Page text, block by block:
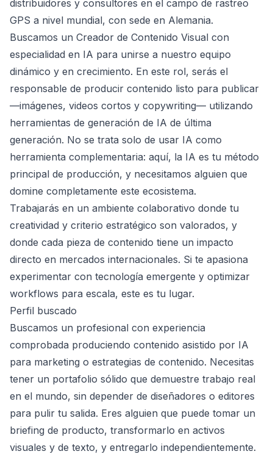
distribuidores y consultores en el campo de rastreo
GPS a nivel mundial, con sede en Alemania.
Buscamos un Creador de Contenido Visual con
especialidad en IA para unirse a nuestro equipo
dinámico y en crecimiento. En este rol, serás el
responsable de producir contenido listo para publicar
—imágenes, videos cortos y copywriting— utilizando
herramientas de generación de IA de última
generación. No se trata solo de usar IA como
herramienta complementaria: aquí, la IA es tu método
principal de producción, y necesitamos alguien que
domine completamente este ecosistema.
Trabajarás en un ambiente colaborativo donde tu
creatividad y criterio estratégico son valorados, y
donde cada pieza de contenido tiene un impacto
directo en mercados internacionales. Si te apasiona
experimentar con tecnología emergente y optimizar
workflows para escala, este es tu lugar.
Perfil buscado
Buscamos un profesional con experiencia
comprobada produciendo contenido asistido por IA
para marketing o estrategias de contenido. Necesitas
tener un portafolio sólido que demuestre trabajo real
en el mundo, sin depender de diseñadores o editores
para pulir tu salida. Eres alguien que puede tomar un
briefing de producto, transformarlo en activos
visuales y de texto, y entregarlo independientemente.